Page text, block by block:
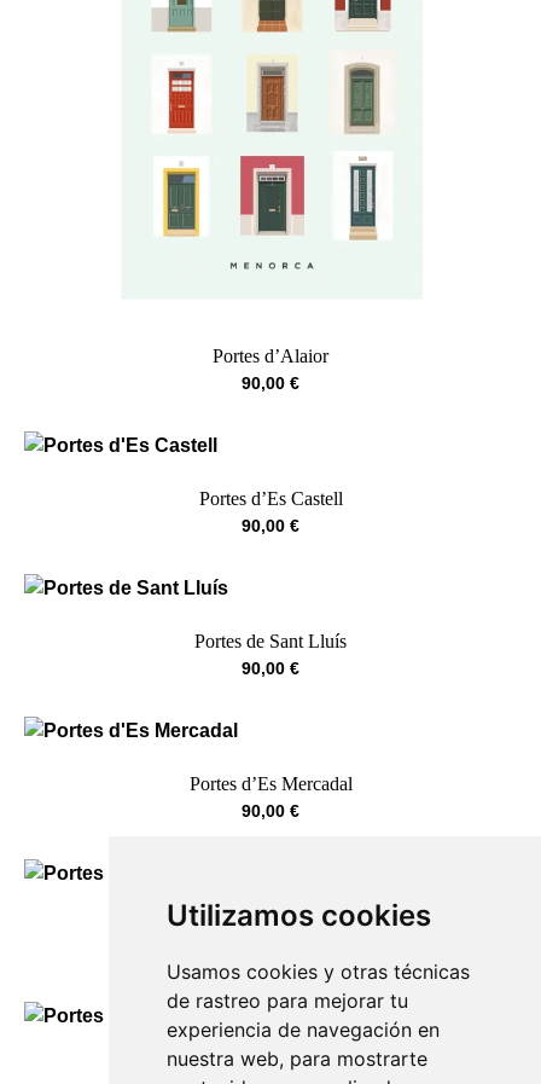
Utilizamos cookies
Usamos cookies y otras técnicas
de rastreo para mejorar tu
experiencia de navegación en
nuestra web, para mostrarte
Portes d’Alaior
90,00 €
Portes d’Es Castell
90,00 €
Portes de Sant Lluís
90,00 €
Portes d’Es Mercadal
90,00 €
Portes de Es Migjorn Gran
Portes des ferries